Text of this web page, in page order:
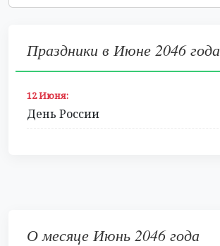
Праздники в Июне 2046 года
12 Июня:
День России
О месяце Июнь 2046 года